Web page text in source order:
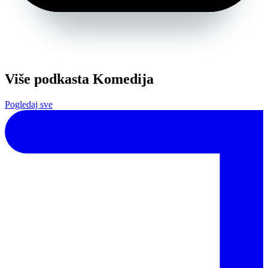
Više podkasta Komedija
Pogledaj sve